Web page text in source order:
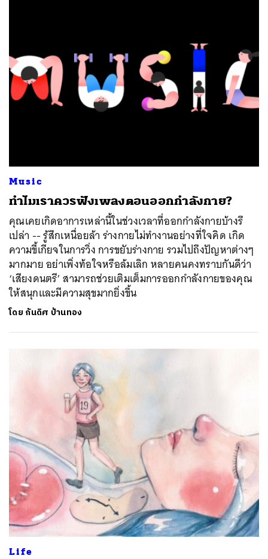
Music
​ทำไมเราควรฟังเพลงตอนออกกำลังกาย?
คุณเคยเกิดอาการเหล่านี้ในช่วงเวลาที่ออกกำลังกายบ้างรึ
เปล่า -- รู้สึกเหนื่อยล้า ร่างกายไม่ทำงานอย่างที่ใจคิด เกิด
ความขี้เกียจในการวิ่ง การขยับร่างกาย รวมไปถึงปัญหาต่างๆ
มากมาย อย่าเพิ่งท้อใจหรือล้มเลิก หลายคนคงทราบกันดีว่า
‘เสียงดนตรี’ สามารถช่วยเติมเต็มการออกกำลังกายของคุณ
ให้สนุกและมีความสุขมากยิ่งขึ้น
โดย กันดิศ ป้านทอง
Life
ค้นหา
SHARE